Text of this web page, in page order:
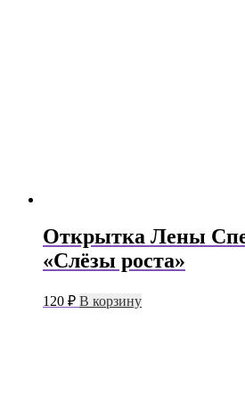
Открытка Лены
«Слёзы роста»
120 ₽ В корзину